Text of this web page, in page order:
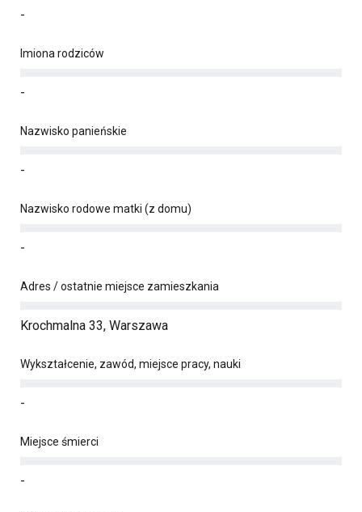
-
Imiona rodziców
-
Nazwisko panieńskie
-
Nazwisko rodowe matki (z domu)
-
Adres / ostatnie miejsce zamieszkania
Krochmalna 33, Warszawa
Wykształcenie, zawód, miejsce pracy, nauki
-
Miejsce śmierci
-